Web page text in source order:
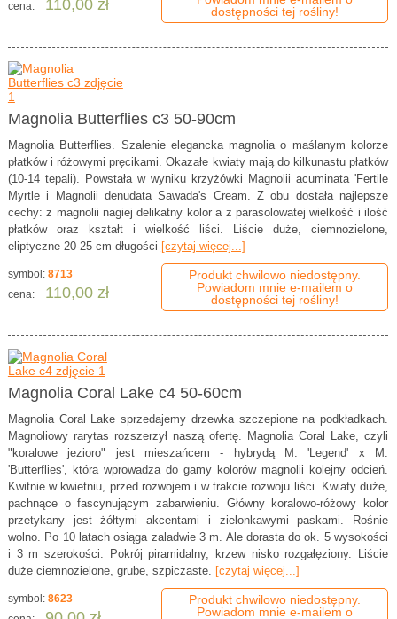
cena:
110,00 zł
dostępności tej rośliny!
Magnolia Butterflies c3 50-90cm
Magnolia Butterflies. Szalenie elegancka magnolia o maślanym kolorze
płatków i różowymi pręcikami. Okazałe kwiaty mają do kilkunastu płatków
(10-14 tepali). Powstała w wyniku krzyżówki Magnolii acuminata 'Fertile
Myrtle i Magnolii denudata Sawada's Cream. Z obu dostała najlepsze
cechy: z magnolii nagiej delikatny kolor a z parasolowatej wielkość i ilość
płatków oraz kształt i wielkość liści. Liście duże, ciemnozielone,
eliptyczne 20-25 cm długości [czytaj więcej...]
symbol: 8713
cena:
110,00 zł
Produkt chwilowo niedostępny.
Powiadom mnie e-mailem o
dostępności tej rośliny!
Magnolia Coral Lake c4 50-60cm
Magnolia Coral Lake sprzedajemy drzewka szczepione na podkładkach.
Magnoliowy rarytas rozszerzył naszą ofertę. Magnolia Coral Lake, czyli
"koralowe jezioro" jest mieszańcem - hybrydą M. 'Legend' x M.
'Butterflies', która wprowadza do gamy kolorów magnolii kolejny odcień.
Kwitnie w kwietniu, przed rozwojem i w trakcie rozwoju liści. Kwiaty duże,
pachnące o fascynującym zabarwieniu. Główny koralowo-różowy kolor
przetykany jest żółtymi akcentami i zielonkawymi paskami. Rośnie
wolno. Po 10 latach osiąga zaladwie 3 m. Ale dorasta do ok. 5 wysokości
i 3 m szerokości. Pokrój piramidalny, krzew nisko rozgałęziony. Liście
duże ciemnozielone, grube, szpiczaste. [czytaj więcej...]
symbol: 8623
Produkt chwilowo niedostępny.
Powiadom mnie e-mailem o